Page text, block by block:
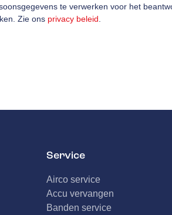
te verwerken voor het
Zie ons privacy beleid
Service
Airco service
Accu vervangen
Banden service